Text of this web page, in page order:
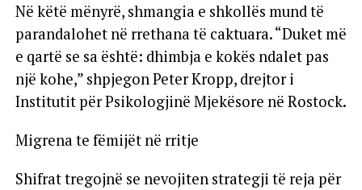
Në këtë mënyrë, shmangia e shkollës mund të
parandalohet në rrethana të caktuara. “Duket më
e qartë se sa është: dhimbja e kokës ndalet pas
një kohe,” shpjegon Peter Kropp, drejtor i
Institutit për Psikologjinë Mjekësore në Rostock.
Migrena te fëmijët në rritje
Shifrat tregojnë se nevojiten strategji të reja për